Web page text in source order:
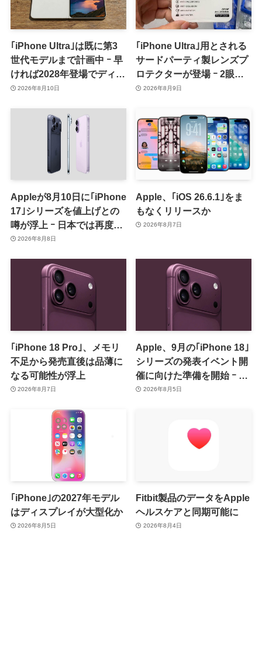
｢iPhone Ultra｣は既に第3
世代モデルまで計画中 ｰ 早
ければ2028年登場でディス
プレイが僅かに大型化
2026年8月10日
｢iPhone Ultra｣用とされる
サードパーティ製レンズプ
ロテクターが登場 ｰ 2眼カ
メラ搭載や一部本体カラー
2026年8月9日
Appleが8月10日に｢iPhone
17｣シリーズを値上げとの
噂が浮上 ｰ 日本では再度値
上げの可能性も?!
2026年8月8日
Apple、｢iOS 26.6.1｣をま
もなくリリースか
2026年8月7日
｢iPhone 18 Pro｣、メモリ
不足から発売直後は品薄に
なる可能性が浮上
2026年8月7日
Apple、9月の｢iPhone 18｣
シリーズの発表イベント開
催に向けた準備を開始 ｰ 9
月8日か9月9日に開催見込
2026年8月5日
｢iPhone｣の2027年モデル
はディスプレイが大型化か
2026年8月5日
Fitbit製品のデータをApple
ヘルスケアと同期可能に
2026年8月4日